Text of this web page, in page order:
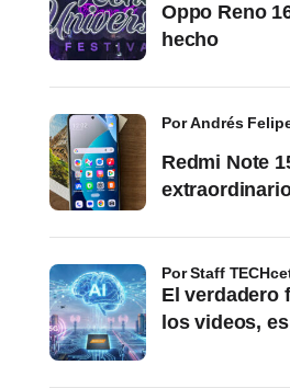
Oppo Reno
hecho
Redmi Note
por Andrés
El verdadero
los videos,
por Staff